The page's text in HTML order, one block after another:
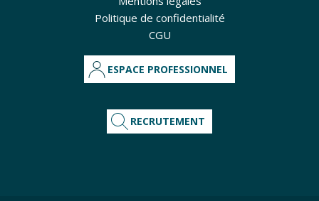
Politique de confidentialité
CGU
ESPACE PROFESSIONNEL
RECRUTEMENT